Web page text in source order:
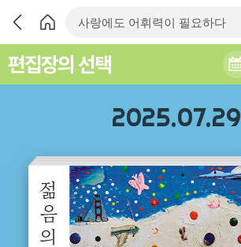
편집장의 선택
2025.07.29